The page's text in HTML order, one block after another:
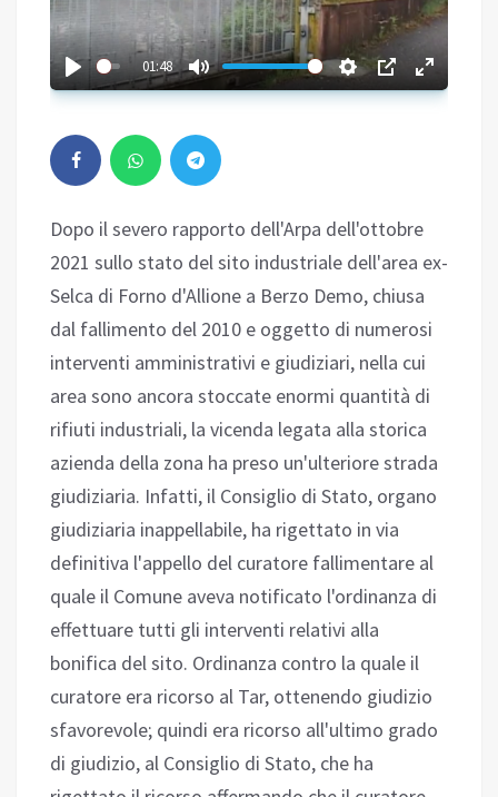
01:48
Dopo il severo rapporto dell'Arpa dell'ottobre
2021 sullo stato del sito industriale dell'area ex-
Selca di Forno d'Allione a Berzo Demo, chiusa
dal fallimento del 2010 e oggetto di numerosi
interventi amministrativi e giudiziari, nella cui
area sono ancora stoccate enormi quantità di
rifiuti industriali, la vicenda legata alla storica
azienda della zona ha preso un'ulteriore strada
giudiziaria. Infatti, il Consiglio di Stato, organo
giudiziaria inappellabile, ha rigettato in via
definitiva l'appello del curatore fallimentare al
quale il Comune aveva notificato l'ordinanza di
effettuare tutti gli interventi relativi alla
bonifica del sito. Ordinanza contro la quale il
curatore era ricorso al Tar, ottenendo giudizio
sfavorevole; quindi era ricorso all'ultimo grado
di giudizio, al Consiglio di Stato, che ha